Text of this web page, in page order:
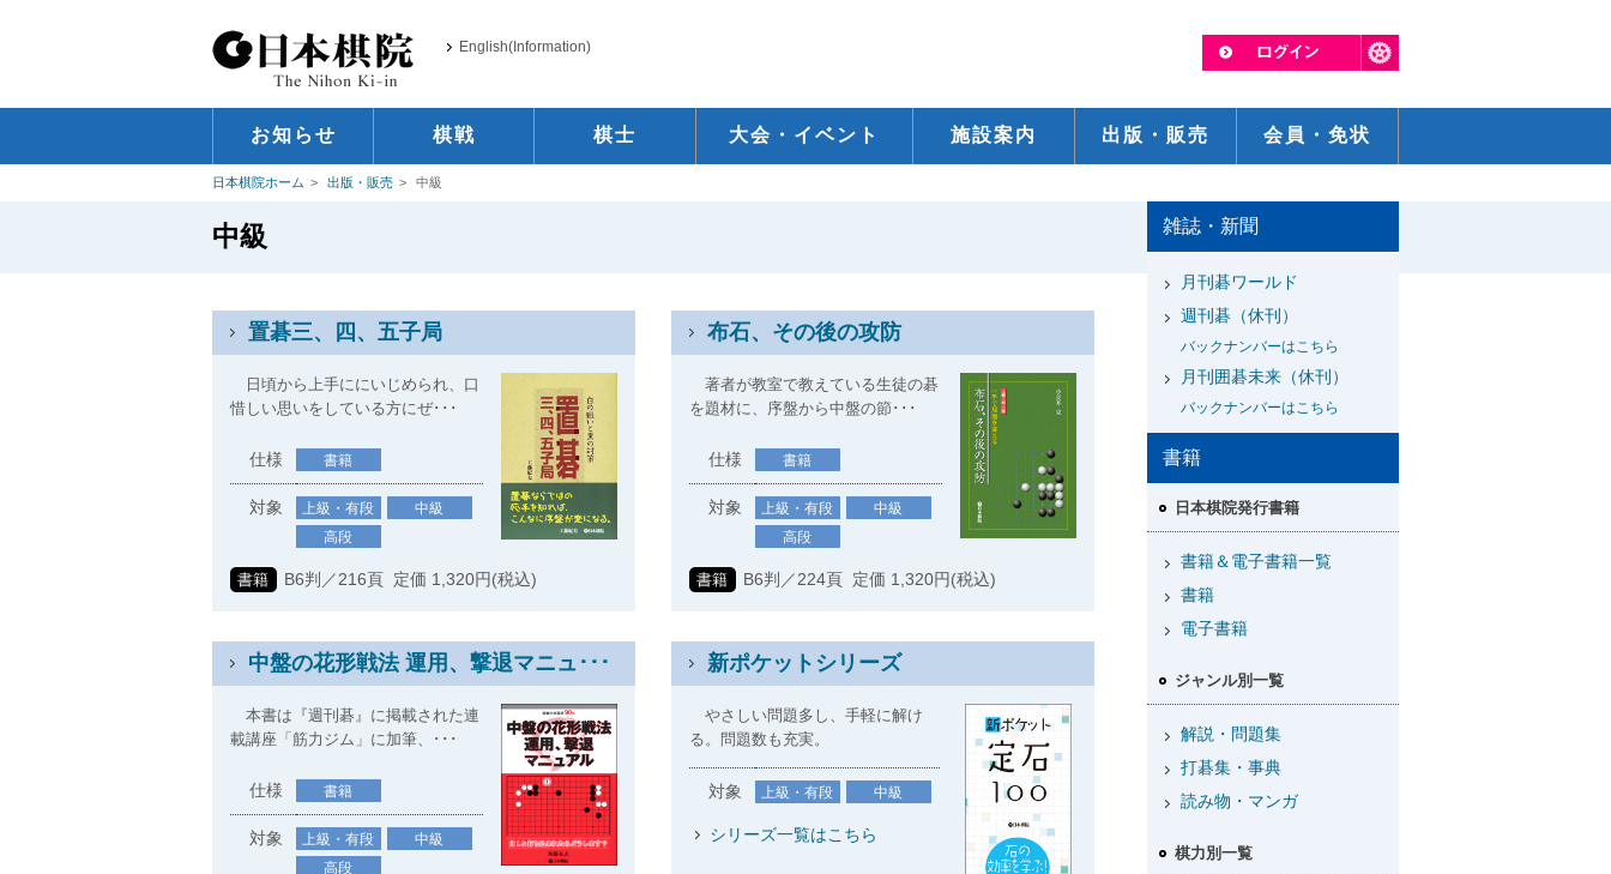
English(Information)
お知らせ 棋戦 棋士 大会・イベント 施設案内 出版・販売 会員・免状
日本棋院ホーム 出版・販売 中級
中級
置碁三、四、五子局
日頃から上手ににいじめられ、口
惜しい思いをしている方にぜ･･･
仕様 書籍
対象 上級・有段
中級
高段
書籍 B6判／216頁 定価 1,320円(税込)
布石、その後の攻防
著者が教室で教えている生徒の碁
を題材に、序盤から中盤の節･･･
仕様 書籍
対象 上級・有段
中級
高段
書籍 B6判／224頁 定価 1,320円(税込)
中盤の花形戦法 運用、撃退マニュ･･･
本書は『週刊碁』に掲載された連
載講座「筋力ジム」に加筆、･･･
仕様 書籍
対象 上級・有段
中級
高段
新ポケットシリーズ
やさしい問題多し、手軽に解け
る。問題数も充実。
対象 上級・有段 中級
シリーズ一覧はこちら
雑誌・新聞
月刊碁ワールド
週刊碁（休刊）
バックナンバーはこちら
月刊囲碁未来（休刊）
バックナンバーはこちら
書籍
日本棋院発行書籍
書籍＆電子書籍一覧
書籍
電子書籍
ジャンル別一覧
解説・問題集
打碁集・事典
読み物・マンガ
棋力別一覧